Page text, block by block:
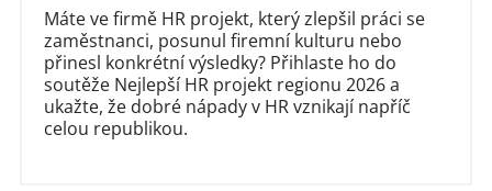
Máte ve firmě HR projekt, který zlepšil práci se
zaměstnanci, posunul firemní kulturu nebo
přinesl konkrétní výsledky? Přihlaste ho do
soutěže Nejlepší HR projekt regionu 2026 a
ukažte, že dobré nápady v HR vznikají napříč
celou republikou.